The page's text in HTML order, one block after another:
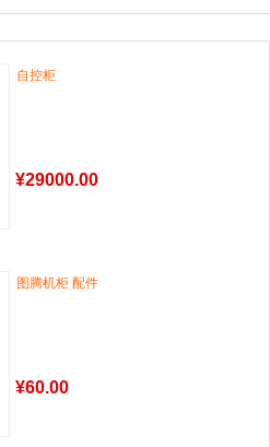
自控柜
¥29000.00
图腾机柜 配件
¥60.00